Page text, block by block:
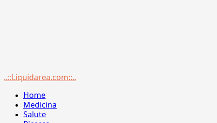
Menu
..::Liquidarea.com::..
Home
Medicina
Salute